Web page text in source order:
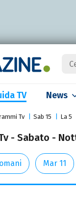
TV News
Tv Sab 15 La 5
- Sabato -
Mar 11